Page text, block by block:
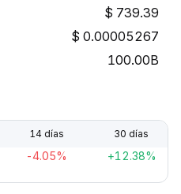
739.39
0.00005267
100.00B
14 días 30 días
-4.05% +12.38%